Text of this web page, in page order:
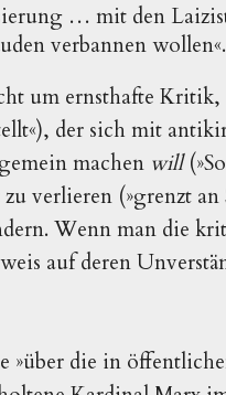
… mit den
verbannen wollen«.
um ernsthafte
der sich mit
machen will
verlieren (»grenzt an
Wenn man die
auf deren
»über die in